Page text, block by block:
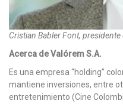
Cristian Babler Font, presidente
Acerca de Valórem S.A.
Es una empresa “holding”
mantiene inversiones, entre
entretenimiento (Cine